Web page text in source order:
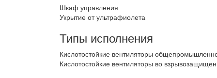
Шкаф управления
Укрытие от ультрафиолета
Типы исполнения
Кислотостойкие вентиляторы
Кислотостойкие вентиляторы во